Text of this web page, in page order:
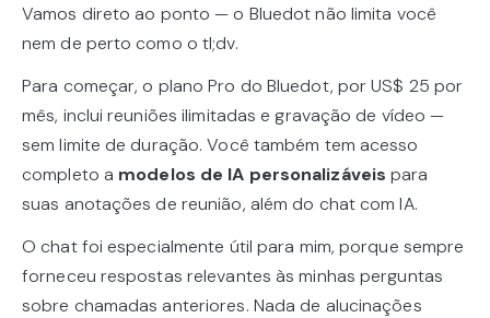
Vamos direto ao ponto — o Bluedot não limita você
nem de perto como o tl;dv.
Para começar, o plano Pro do Bluedot, por US$ 25 por
mês, inclui reuniões ilimitadas e gravação de vídeo —
sem limite de duração. Você também tem acesso
completo a modelos de IA personalizáveis para
suas anotações de reunião, além do chat com IA.
O chat foi especialmente útil para mim, porque sempre
forneceu respostas relevantes às minhas perguntas
sobre chamadas anteriores. Nada de alucinações